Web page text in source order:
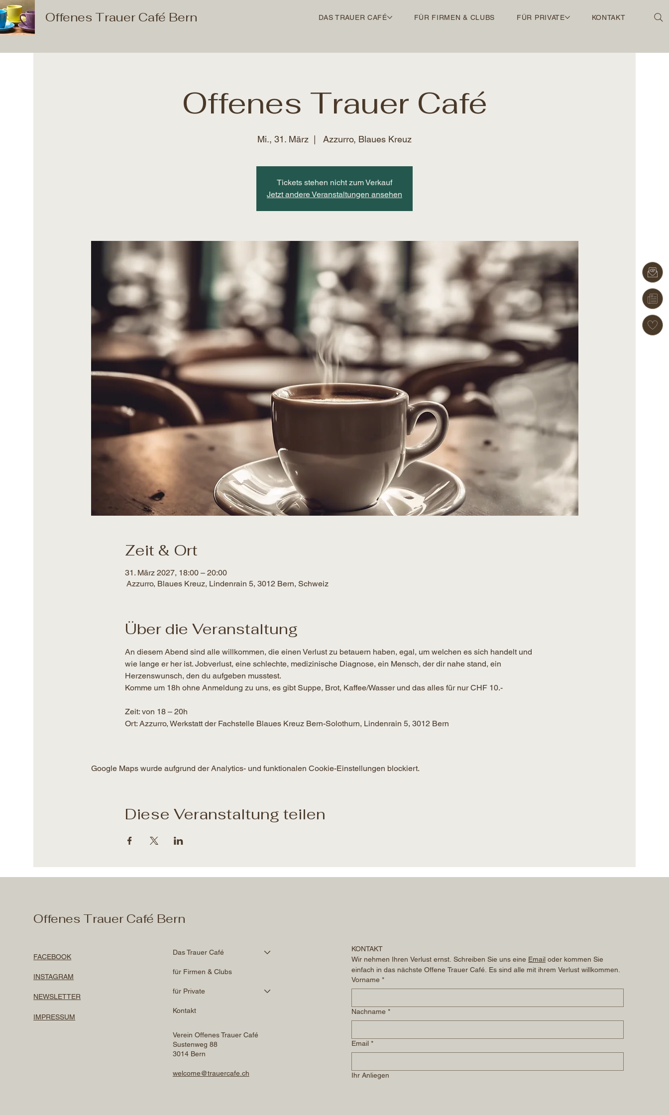
DAS TRAUER CAFÉ FÜR FIRMEN & CLUBS FÜR PRIVATE KONTAKT
Offenes Trauer Café Bern
Offenes Trauer Café
Mi., 31. März Azzurro, Blaues Kreuz
Tickets stehen nicht zum Verkauf
Jetzt andere Veranstaltungen ansehen
Zeit & Ort
31. März 2027, 18:00 – 20:00
Azzurro, Blaues Kreuz, Lindenrain 5, 3012 Bern, Schweiz
Über die Veranstaltung
An diesem Abend sind alle willkommen, die einen Verlust zu betauern haben, egal, um welchen es sich handelt und
wie lange er her ist. Jobverlust, eine schlechte, medizinische Diagnose, ein Mensch, der dir nahe stand, ein
Herzenswunsch, den du aufgeben musstest.
Komme um 18h ohne Anmeldung zu uns, es gibt Suppe, Brot, Kaffee/Wasser und das alles für nur CHF 10.-
Zeit: von 18 – 20h​
Ort: Azzurro, Werkstatt der Fachstelle Blaues Kreuz Bern-Solothurn, Lindenrain 5, 3012 Bern
Google Maps wurde aufgrund der Analytics- und funktionalen Cookie-Einstellungen blockiert.
Diese Veranstaltung teilen
Offenes Trauer Café Bern
FACEBOOK
INSTAGRAM
NEWSLETTER
IMPRESSUM
Das Trauer Café
für Firmen & Clubs
für Private
Kontakt
Verein Offenes Trauer Café
Sustenweg 88
3014 Bern
welcome@trauercafe.ch
KONTAKT
Wir nehmen Ihren Verlust ernst. Schreiben Sie uns eine Email oder kommen Sie
einfach in das nächste Offene Trauer Café. Es sind alle mit ihrem Verlust willkommen.
Vorname *
Nachname *
Email *
Ihr Anliegen